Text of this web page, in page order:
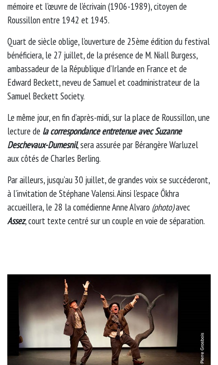
mémoire et l’œuvre de l’écrivain (1906-1989), citoyen de
Roussillon entre 1942 et 1945.
Quart de siècle oblige, l’ouverture de 25ème édition du festival
bénéficiera, le 27 juillet, de la présence de M. Niall Burgess,
ambassadeur de la République d’Irlande en France et de
Edward Beckett, neveu de Samuel et coadministrateur de la
Samuel Beckett Society.
Le même jour, en fin d’après-midi, sur la place de Roussillon, une
lecture de la correspondance entretenue avec Suzanne
Deschevaux-Dumesnil, sera assurée par Bérangère Warluzel
aux côtés de Charles Berling.
Par ailleurs, jusqu’au 30 juillet, de grandes voix se succéderont,
à l’invitation de Stéphane Valensi. Ainsi l’espace Ôkhra
accueillera, le 28 la comédienne Anne Alvaro (photo)avec
Assez, court texte centré sur un couple en voie de séparation.